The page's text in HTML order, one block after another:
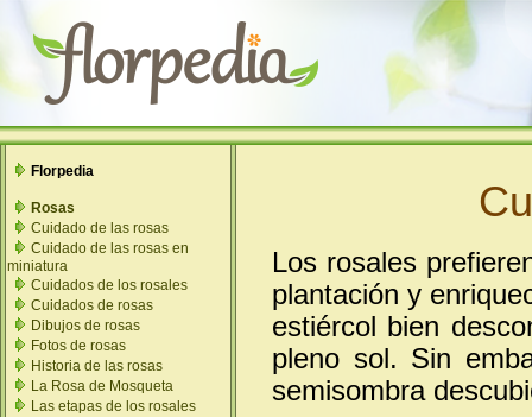
Florpedia
Rosas
Cuidado de las rosas
Cuidado de las rosas en
miniatura
Cuidados de los rosales
Cuidados de rosas
Dibujos de rosas
Fotos de rosas
Historia de las rosas
La Rosa de Mosqueta
Las etapas de los rosales
Los rosales
plantación y
estiércol bien
pleno sol. Sin
semisombra